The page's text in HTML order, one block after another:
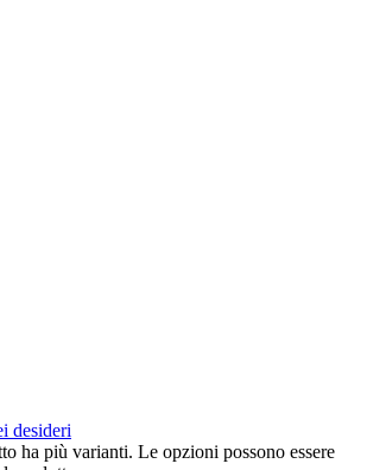
desideri
ha più varianti. Le opzioni possono essere